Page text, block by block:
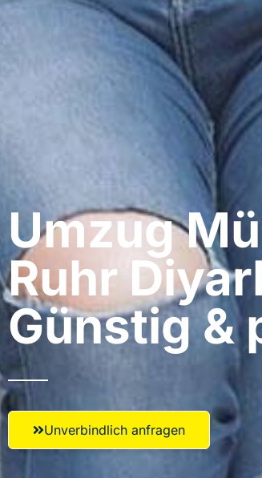
Umzug
Ruhr​
Günstig &
Unverbindlich anfragen